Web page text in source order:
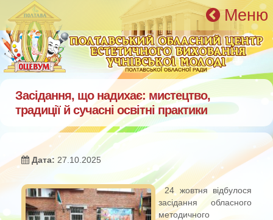
Перейти к основному содержанию Меню
Засідання, що надихає: мистецтво,
традиції й сучасні освітні практики
Дата: 27.10.2025
24 жовтня відбулося
засідання обласного
методичного